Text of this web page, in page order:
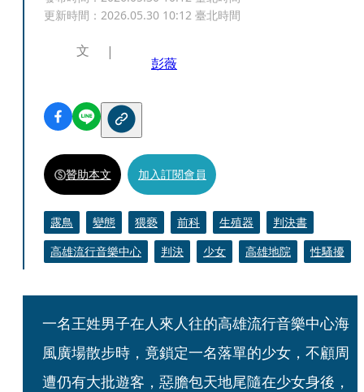
更新時間： 2026.05.30 10:12 臺北時間
文
彭薇
贊助本文 加入訂閱會員
露鳥 變態 猥褻 前科 生殖器
判決書
高雄流行音樂中心
判決 少女 高雄地院 性騷擾
一名王姓男子在人來人往的高雄流行音樂中心海
風廣場散步時，竟鎖定一名落單的少女，不顧周
遭仍有大批遊客，惡膽包天地尾隨在少女身後，